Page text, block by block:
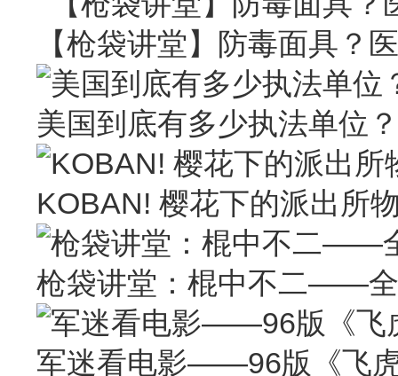
【枪袋讲堂】防毒面具？
美国到底有多少执法单位
KOBAN! 樱花下的派出所
枪袋讲堂：棍中不二——
军迷看电影——96版《飞